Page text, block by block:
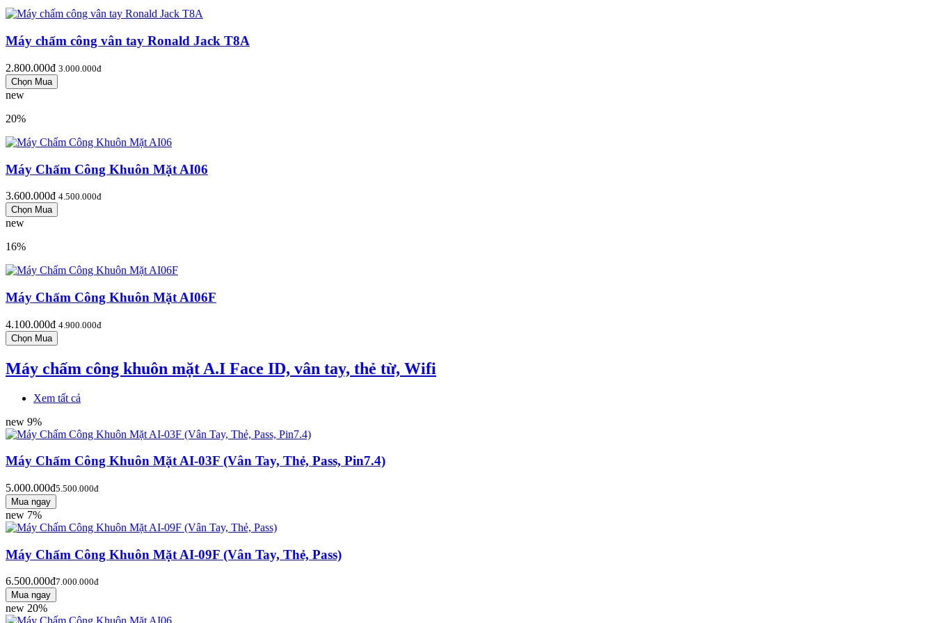
Máy chấm công vân tay Ronald Jack T8A
2.800.000đ 3.000.000đ
new
20%
Máy Chấm Công Khuôn Mặt AI06
3.600.000đ 4.500.000đ
new
16%
Máy Chấm Công Khuôn Mặt AI06F
4.100.000đ 4.900.000đ
Máy chấm công khuôn mặt A.I Face ID, vân tay, thẻ từ, Wifi
Xem tất cả
new 9%
Máy Chấm Công Khuôn Mặt AI-03F (Vân Tay, Thẻ, Pass, Pin7.4)
5.000.000đ5.500.000đ
new 7%
Máy Chấm Công Khuôn Mặt AI-09F (Vân Tay, Thẻ, Pass)
6.500.000đ7.000.000đ
new 20%